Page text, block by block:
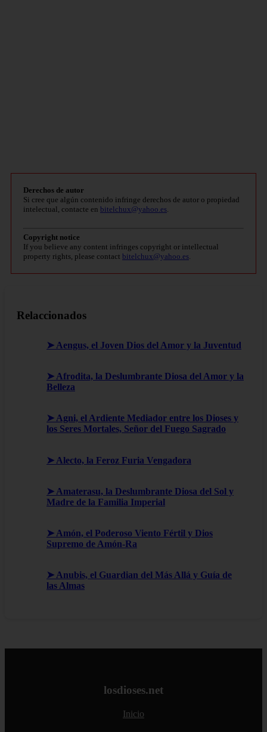
Derechos de autor
Si cree que algún contenido infringe derechos de autor o propiedad
intelectual, contacte en bitelchux@yahoo.es.
Copyright notice
If you believe any content infringes copyright or intellectual
property rights, please contact bitelchux@yahoo.es.
Relaccionados
➤ Aengus, el Joven Dios del Amor y la Juventud
➤ Afrodita, la Deslumbrante Diosa del Amor y la
Belleza
➤ Agni, el Ardiente Mediador entre los Dioses y
los Seres Mortales, Señor del Fuego Sagrado
➤ Alecto, la Feroz Furia Vengadora
➤ Amaterasu, la Deslumbrante Diosa del Sol y
Madre de la Familia Imperial
➤ Amón, el Poderoso Viento Fértil y Dios
Supremo de Amón-Ra
➤ Anubis, el Guardian del Más Allá y Guía de
las Almas
losdioses.net
Inicio